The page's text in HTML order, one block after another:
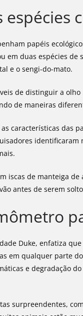
espécies
papéis
em duas espécies
e o sengi-do-mato.
de distinguir a
de maneiras
características das
iscas de manteiga
antes de serem
Duke, enfatiza
em qualquer parte
e degradação
surpreendentes,